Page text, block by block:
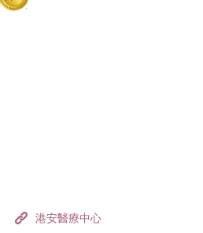
港安醫療中心